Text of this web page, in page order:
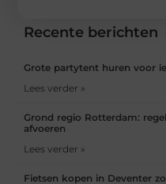
Recente berichten
Grote partytent huren voor
Lees verder »
Grond regio Rotterdam:
afvoeren
Lees verder »
Fietsen kopen in Deventer